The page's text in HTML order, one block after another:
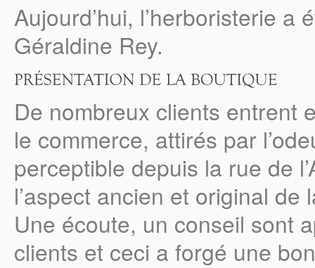
Aujourd’hui, l’herboristerie
Géraldine Rey.
De nombreux clients entrent
le commerce, attirés par
perceptible depuis la rue de
l’aspect ancien et original de
Une écoute, un conseil sont
clients et ceci a forgé une